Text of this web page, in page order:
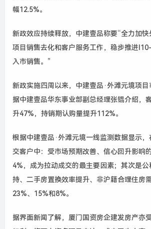
幅12.5%。
新政效应持续释放，中建壹品称要“全力加快
项目销售去化和客户服务工作，稳步推进
入市销售。”
新政实施四周以来，中建壹品·外滩元境项目
据中建壹品华东事业部副总经理张锟介绍，
升47%，持销期认购量提升112%。
根据中建壹品·外滩元境一线监测数据显示
交客户中：受市场预期改善、信心回升影响
4%，成为拉动成交的最主要因素；其次是
持、二手房置换效率提升、非沪籍合理住房
23%、15%和8%。
据界面新闻了解，厦门国资房企建发房产亦